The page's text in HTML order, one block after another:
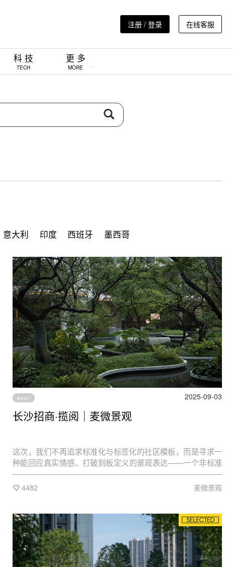
注册 / 登录 在线客服
科 技
TECH
更 多
MORE
意大利 印度 西班牙 墨西哥
景观设计 2025-09-03
长沙招商·揽阅｜麦微景观
这次，我们不再追求标准化与标签化的社区模板，而是寻求一
种能回应真实情感、打破刻板定义的景观表达——一个非标准
化、可亲近、有归属感的湖畔理想社区，一种在秩序中自如生
长的理想生活容器。在这里，人们可以安放情绪、连接彼此，
4482 麦微景观